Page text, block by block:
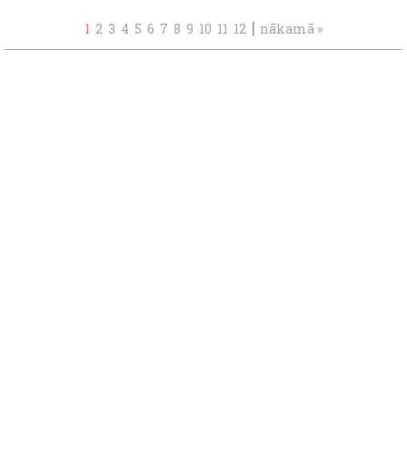
1 2 3 4 5 6 7 8 9 10 11 12 | nākamā »